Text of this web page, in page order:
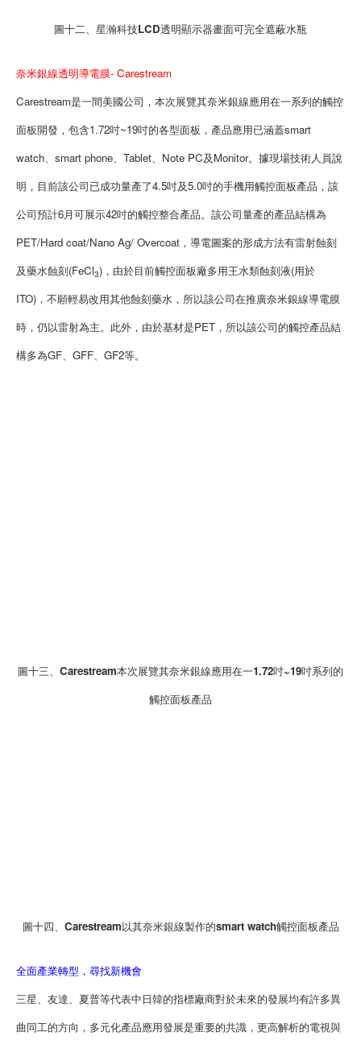
圖十二、星瀚科技LCD透明顯示器畫面可完全遮蔽水瓶
奈米銀線透明導電膜- Carestream
Carestream是一間美國公司，本次展覽其奈米銀線應用在一系列的觸控
面板開發，包含1.72吋~19吋的各型面板，產品應用已涵蓋smart
watch、smart phone、Tablet、Note PC及Monitor。據現場技術人員說
明，目前該公司已成功量產了4.5吋及5.0吋的手機用觸控面板產品，該
公司預計6月可展示42吋的觸控整合產品。該公司量產的產品結構為
PET/Hard coat/Nano Ag/ Overcoat，導電圖案的形成方法有雷射蝕刻
及藥水蝕刻(FeCl3)，由於目前觸控面板廠多用王水類蝕刻液(用於
ITO)，不願輕易改用其他蝕刻藥水，所以該公司在推廣奈米銀線導電膜
時，仍以雷射為主。此外，由於基材是PET，所以該公司的觸控產品結
構多為GF、GFF、GF2等。
圖十三、Carestream本次展覽其奈米銀線應用在一1.72吋~19吋系列的
觸控面板產品
圖十四、Carestream以其奈米銀線製作的smart watch觸控面板產品
全面產業轉型，尋找新機會
三星、友達、夏普等代表中日韓的指標廠商對於未來的發展均有許多異
曲同工的方向，多元化產品應用發展是重要的共識，更高解析的電視與